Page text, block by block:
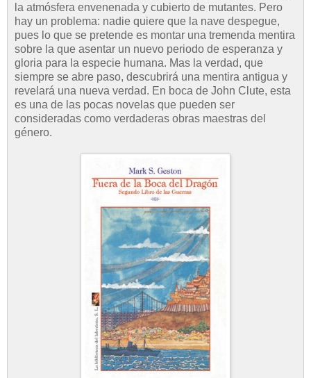
la atmósfera envenenada y cubierto de mutantes. Pero
hay un problema: nadie quiere que la nave despegue,
pues lo que se pretende es montar una tremenda mentira
sobre la que asentar un nuevo periodo de esperanza y
gloria para la especie humana. Mas la verdad, que
siempre se abre paso, descubrirá una mentira antigua y
revelará una nueva verdad. En boca de John Clute, esta
es una de las pocas novelas que pueden ser
consideradas como verdaderas obras maestras del
género.